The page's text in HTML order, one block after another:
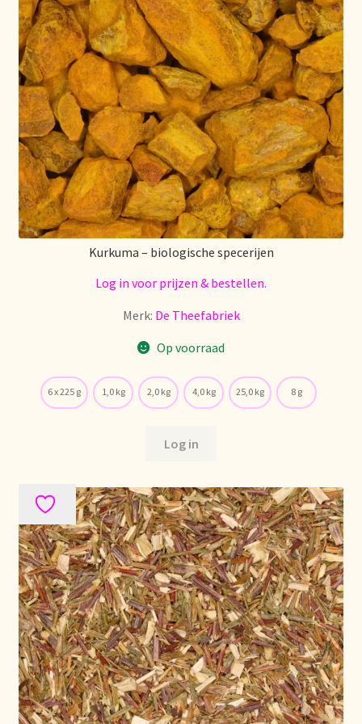
Over ons
Pagos y descuentos
Paiement et réductions
Payment and discounts
Pedidos y plazos de entrega
Personal Branding
Personal Branding
Política de precios
Pricing policy
Prijsbeleid
Privacy statement
Privacyverklaring
Product range
Kurkuma – biologische specerijen
Log in voor prijzen & bestellen.
Merk: De Theefabriek
Op voorraad
6 x 225 g 1,0 kg 2,0 kg 4,0 kg 25,0 kg 8 g
Log in